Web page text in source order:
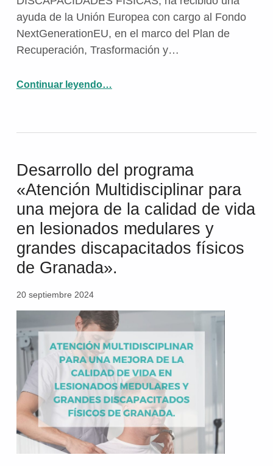
ayuda de la Unión Europea con cargo al Fondo
NextGenerationEU, en el marco del Plan de
Recuperación, Trasformación y…
Continuar leyendo“Aspaym Granada incorpora un Punto de Recarga de vehículo eléctrico en su R.G.A ASPAYM Granada”
…
Desarrollo del programa
«Atención Multidisciplinar para
una mejora de la calidad de vida
en lesionados medulares y
grandes discapacitados físicos
de Granada».
20 septiembre 2024